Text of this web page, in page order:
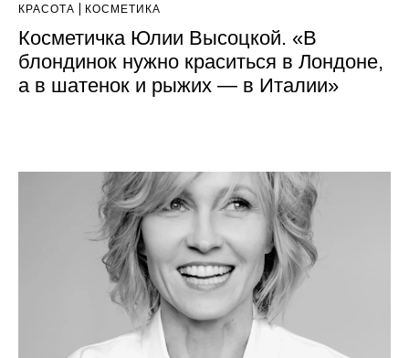
КРАСОТА КОСМЕТИКА
Косметичка Юлии Высоцкой. «В
блондинок нужно краситься в Лондоне,
а в шатенок и рыжих — в Италии»